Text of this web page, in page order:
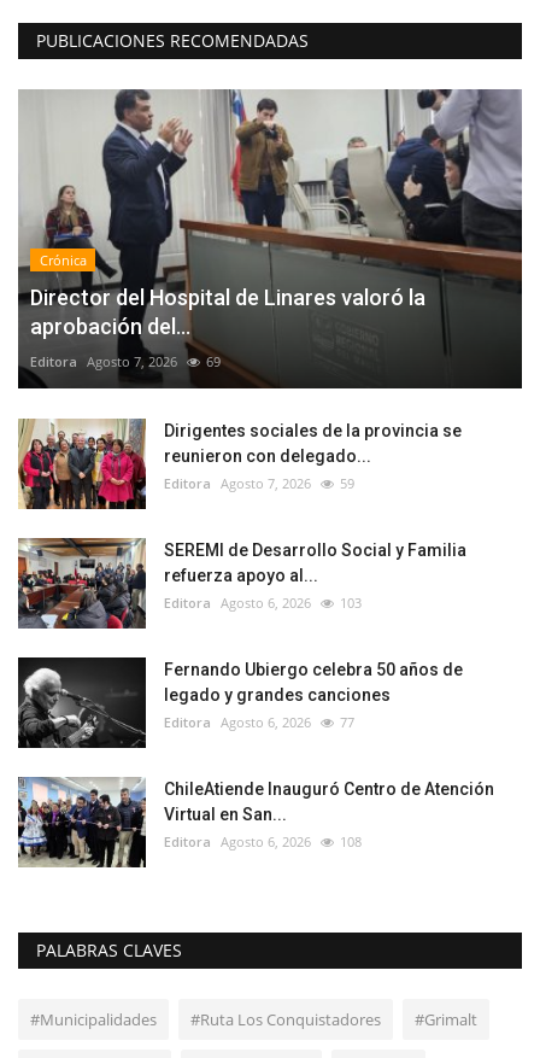
PUBLICACIONES RECOMENDADAS
Crónica
Director del Hospital de Linares valoró la
aprobación del...
Editora Agosto 7, 2026 69
Dirigentes sociales de la provincia se
reunieron con delegado...
Editora Agosto 7, 2026 59
SEREMI de Desarrollo Social y Familia
refuerza apoyo al...
Editora Agosto 6, 2026 103
Fernando Ubiergo celebra 50 años de
legado y grandes canciones
Editora Agosto 6, 2026 77
ChileAtiende Inauguró Centro de Atención
Virtual en San...
Editora Agosto 6, 2026 108
PALABRAS CLAVES
#Municipalidades #Ruta Los Conquistadores #Grimalt